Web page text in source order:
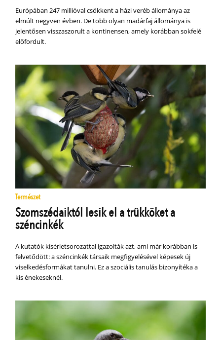
Európában 247 millióval csökkent a házi veréb állománya az
elmúlt negyven évben. De több olyan madárfaj állománya is
jelentősen visszaszorult a kontinensen, amely korábban sokfelé
előfordult.
Természet
Szomszédaiktól lesik el a trükköket a
széncinkék
A kutatók kísérletsorozattal igazolták azt, ami már korábban is
felvetődött: a széncinkék társaik megfigyelésével képesek új
viselkedésformákat tanulni. Ez a szociális tanulás bizonyítéka a
kis énekeseknél.